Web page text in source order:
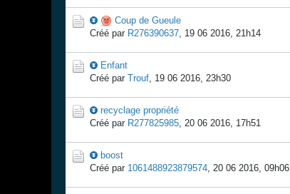
Coup de Gueule
Créé par R276390637, 19 06 2016, 21h14
Enfant
Créé par Trouf, 19 06 2016, 23h30
recyclage propriété
Créé par R277825985, 20 06 2016, 17h51
boost
Créé par 1061488923879574, 20 06 2016, 09h06